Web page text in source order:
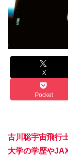
X
Pocket
古川聡宇宙飛行
大学の学歴や